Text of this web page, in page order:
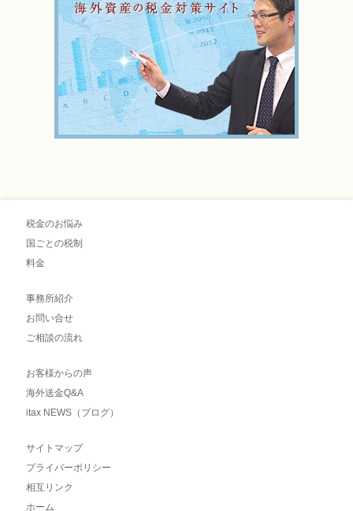
税金のお悩み
国ごとの税制
料金
事務所紹介
お問い合せ
ご相談の流れ
お客様からの声
海外送金Q&A
itax NEWS（ブログ）
サイトマップ
プライバーポリシー
相互リンク
ホーム